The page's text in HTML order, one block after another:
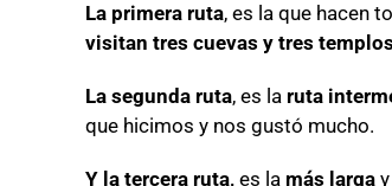
La primera ruta, es la que hacen
visitan tres cuevas y tres
La segunda ruta, es la ruta
que hicimos y nos gustó mucho.
Y la tercera ruta, es la más larga